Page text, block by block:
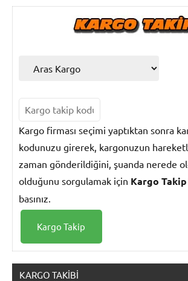
Kargo firması seçimi yaptıktan sonra
kodunuzu girerek, kargonuzun
zaman gönderildiğini, şuanda nerede
olduğunu sorgulamak için Kargo Takip
basınız.
KARGO TAKIBI